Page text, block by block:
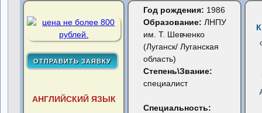
АНГЛИЙСКИЙ ЯЗЫК
Год рождения: 1986
Образование: ЛНПУ
им. Т. Шевченко
(Луганск/ Луганская
область)
Степень\Звание:
специалист
Специальность: